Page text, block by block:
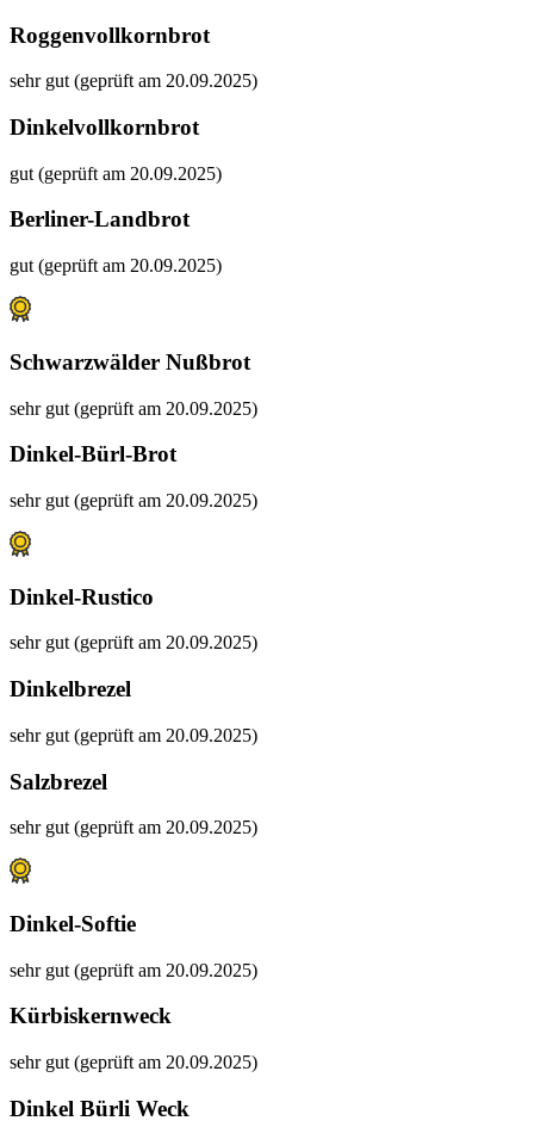
Roggenvollkornbrot
sehr gut (geprüft am 20.09.2025)
Dinkelvollkornbrot
gut (geprüft am 20.09.2025)
Berliner-Landbrot
gut (geprüft am 20.09.2025)
Schwarzwälder Nußbrot
sehr gut (geprüft am 20.09.2025)
Dinkel-Bürl-Brot
sehr gut (geprüft am 20.09.2025)
Dinkel-Rustico
sehr gut (geprüft am 20.09.2025)
Dinkelbrezel
sehr gut (geprüft am 20.09.2025)
Salzbrezel
sehr gut (geprüft am 20.09.2025)
Dinkel-Softie
sehr gut (geprüft am 20.09.2025)
Kürbiskernweck
sehr gut (geprüft am 20.09.2025)
Dinkel Bürli Weck